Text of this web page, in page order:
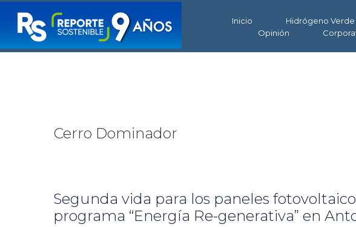
Inicio Hidrógeno Verde
Opinión
Cerro Dominador
Segunda vida para los paneles
programa “Energía Re-generativa” en